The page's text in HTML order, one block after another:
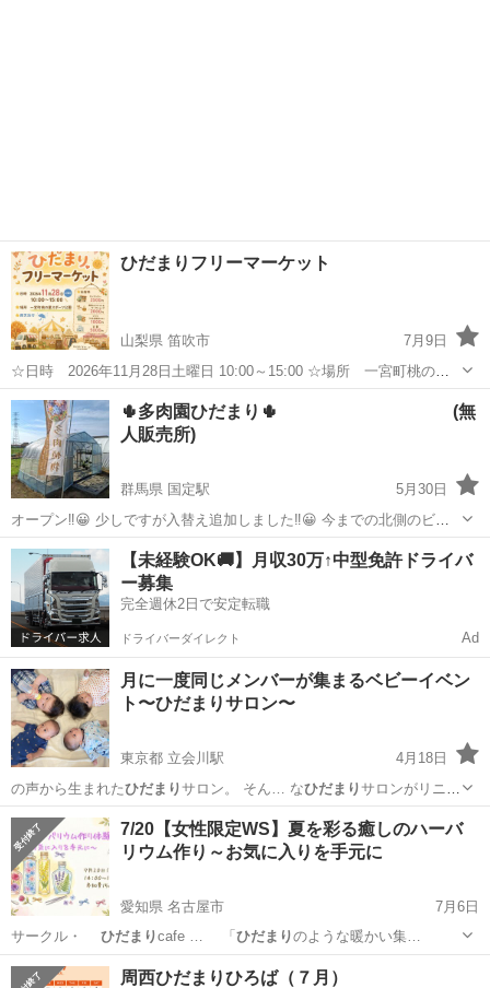
ひだまりフリーマーケット
山梨県 笛吹市
7月9日
☆日時 2026年11月28日土曜日 10:00～15:00 ☆場所 一宮町桃の里
スポーツ公園 ☆雨天決行 ☆出店料 キッチンカー 2500円 飲食&ク
山梨 笛吹市 フリーマーケット
🌵多肉園ひだまり🌵 (無
人販売所)
群馬県 国定駅
5月30日
オープン‼️😀 少しですが入替え追加しました‼️😀 今までの北側のビニ
ールハウスに引っ越し、お店が広く見やすくなりました。 ぜひ覗いて
見てください 時間は9時頃から16時半頃までです‼️ 趣味で育てた可愛
い多肉...
群馬 伊勢崎市 国定駅 その他 多肉植物
【未経験OK🚚】月収30万↑中型免許ドライバ
ー募集
完全週休2日で安定転職
ドライバーダイレクト Ad
月に一度同じメンバーが集まるベビーイベン
ト〜ひだまりサロン〜
東京都 立会川駅
4月18日
の声から生まれたひだまりサロン。 そん… なひだまりサロンがリニュ
ー… ュッと詰め込んだひだまり サロンが 4月… ↓↓↓ 「ひだまりサロン
で出会った… 「第二子でもひだまりサロンに参加した… でいたのです
が、ひ...
東京 品川区 立会川駅 育児 ひだまり
7/20【女性限定WS】夏を彩る癒しのハーバ
リウム作り～お気に入りを手元に
愛知県 名古屋市
7月6日
サークル・ ひだまり cafe … 「 ひだまりのような暖かい集…
愛知 名古屋市 ワークショップ ハーバリウム
周西ひだまりひろば（７月）